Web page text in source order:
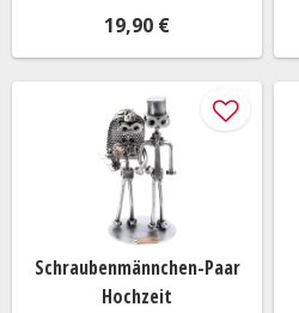
19,90 €
Schraubenmännchen-Paar
Hochzeit